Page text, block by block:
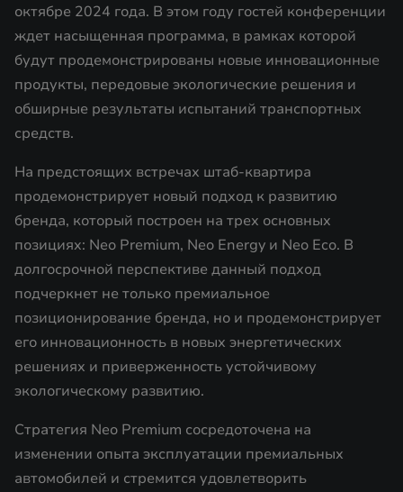
октябре 2024 года. В этом году гостей конференции
ждет насыщенная программа, в рамках которой
будут продемонстрированы новые инновационные
продукты, передовые экологические решения и
обширные результаты испытаний транспортных
средств.
На предстоящих встречах штаб-квартира
продемонстрирует новый подход к развитию
бренда, который построен на трех основных
позициях: Neo Premium, Neo Energy и Neo Eco. В
долгосрочной перспективе данный подход
подчеркнет не только премиальное
позиционирование бренда, но и продемонстрирует
его инновационность в новых энергетических
решениях и приверженность устойчивому
экологическому развитию.
Стратегия Neo Premium сосредоточена на
изменении опыта эксплуатации премиальных
автомобилей и стремится удовлетворить